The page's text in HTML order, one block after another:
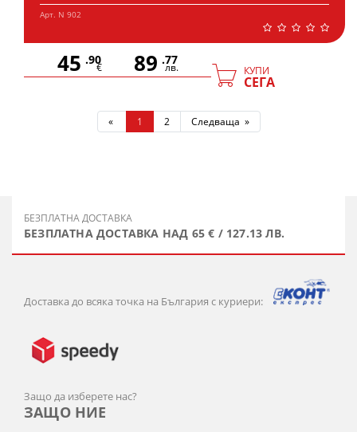
Арт. N 902
45 .90
€ 89 .77
лв. КУПИ
СЕГА
« 1 2 Следваща »
БЕЗПЛАТНА ДОСТАВКА
БЕЗПЛАТНА ДОСТАВКА НАД 65 € / 127.13 ЛВ.
Доставка до всяка точка на България с куриери:
Защо да изберете нас?
ЗАЩО НИЕ